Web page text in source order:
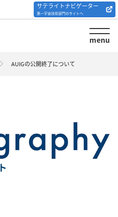
サテライトナビゲーター
第一宇宙技術部門のサイトへ
menu
解析ツール/サイトの
紹介
AUIGの公開終了について